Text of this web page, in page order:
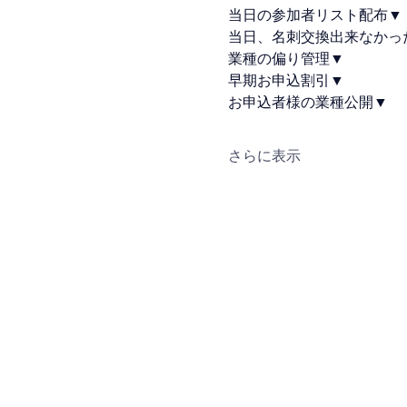
当日の参加者リスト配布▼
当日、名刺交換出来なか
業種の偏り管理▼
早期お申込割引▼
お申込者様の業種公開▼
さらに表示